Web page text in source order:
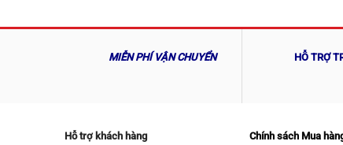
MIỄN PHÍ VẬN CHUYỂN HỖ TRỢ
Hỗ trợ khách hàng Chính sách Mua